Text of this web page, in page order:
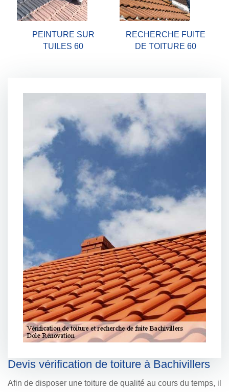
PEINTURE SUR
TUILES 60
RECHERCHE FUITE
DE TOITURE 60
Devis vérification de toiture à Bachivillers
Afin de disposer une toiture de qualité au cours du temps, il